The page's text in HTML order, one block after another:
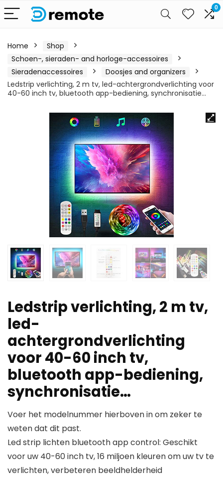
0
Home
Shop
Schoen-, sieraden- and horloge-accessoires
Sieradenaccessoires
Doosjes and organizers
Ledstrip verlichting, 2 m tv, led-achtergrondverlichting voor
40-60 inch tv, bluetooth app-bediening, synchronisatie…
Ledstrip verlichting, 2 m tv,
led-
achtergrondverlichting
voor 40-60 inch tv,
bluetooth app-bediening,
synchronisatie…
Voer het modelnummer hierboven in om zeker te
weten dat dit past.
Led strip lichten bluetooth app control: Geschikt
voor uw 40-60 inch tv, 16 miljoen kleuren om uw tv te
verlichten, verbeteren beeldhelderheid